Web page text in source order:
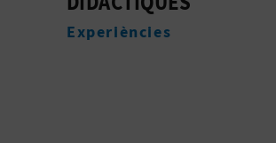
Experiències